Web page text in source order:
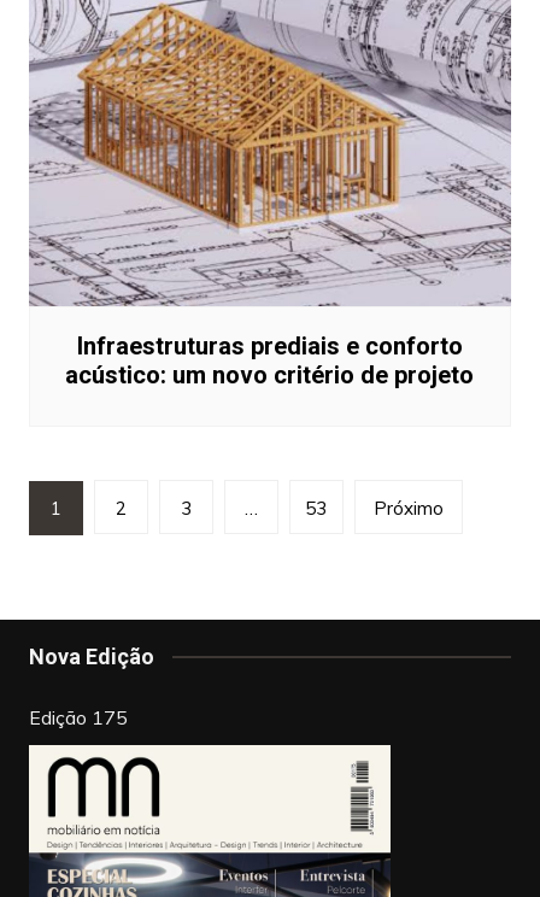
Infraestruturas prediais e conforto
acústico: um novo critério de projeto
Paginação
dos
1 2 3 53 Próximo
Nova Edição
Edição 175